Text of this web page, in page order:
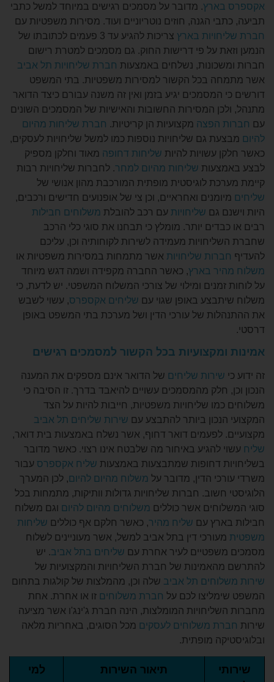
בארץ. מדובר על מסמכים רגישים במיוחד למשל כתבי
הגנה, חוזים נוטריוניים ועוד. מסירות משפטיות עם
בארץ
צריכות להגיע עד 3 פעמים לכתובתו של
על פי דרישות החוק. גם מסמכים למטרת רישום
נשלחים באמצעותחברת שליחויות תל אביב
בכל הקשור למסירות משפטיות. בתי המשפט
המסמכים יגיע בזמן ואין זה משנה עבורם כיצד הדואר
המסירות החשובות והאישיות של המסמכים השונים
הפצהמקצועיותהן קריטיות.חברת שליחות מהיום
גם שליחויות נוספות כמו למשל שליחויות לעסקים,
עשויות להיותשליחות דחופהמאוד וחלקן מספיק
שליחות מהיום למחר. לחברות שליחויות רבות
לוגיסטית מופתית המורכבת מהון אנושי של
ואחראיים, וכן צי של אופנועים חדישים ורכבים,
גםשליחויותעם רכב להובלתמשלוחים חבילות
יותר. מומלץ כי תבחנו את סוגי כלי הרכב
מעמידה לשירות לקוחותיה וכן, עליכם
שליחויותאשר מתמחות במסירות משפטיות או
בארץ , כאשר החברה מקפידה ושמה דגש מיוחד
זמנים ומילוי של צורכי המשלוח המשפטי. יש לדעת, כי
באופן שגוי עםשליחים אקספרס, עשוי לשבש
של עורכי הדין ושל מערכת בתי המשפט באופן
ומקצועיות בכל הקשור למסמכים רגישים
שירות שליחיםשלהדואר אינם מספקים את המענה
חלק מהמסמכים עשויים להיאבד בדרך. זו הסיבה כי
שליחויות משפטיות, חייבות להיות על הצד
ביותר להתבצע עםשירות שליחים תל אביב
. לפעמים דואר דחוף, אשר נשלח באמצעות בית דואר,
להגיע באיחור מה שלבטח אינו רצוי. כאשר מדובר
דחופות שמתבצעות באמצעותשליח אקספרסעבור
הדין, מדובר על משלוח מהיום להיום, לכן המערך
חשוב. חברות שליחויות גדולות וותיקות, מתמחות בכל
אשר כולליםמשלוחים מהיום להיוםוגם משלוח
עםשליח מהיר , כאשר חלקם אף כוללים שליחות
מעורכי דין בתל אביב למשל, אשר מעוניינים לשלוח
לעיר אחרת עםשליחים בתל אביב. יש
של חברת השליחויות והמקצועיות של
תל אביבשלה וכן, מהמלצות של קולגות בתחום
לכם עלחברת משלוחיםזו או אחרת. אחת
המומלצות, הינה חברת ג'ינג'ו אשר מציעה
משלוחים לעסקיםמכל הסוגים, באחריות מלאה
מופתית.
תיאור השירות